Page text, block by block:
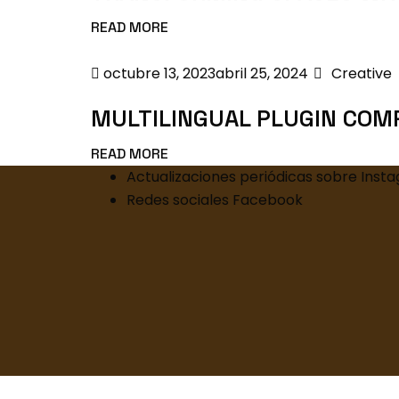
READ MORE
Posted
octubre 13, 2023abril 25, 2024 Categories
Creative
MULTILINGUAL PLUGIN
READ MORE
Actualizaciones periódicas sobre
Redes sociales Facebook